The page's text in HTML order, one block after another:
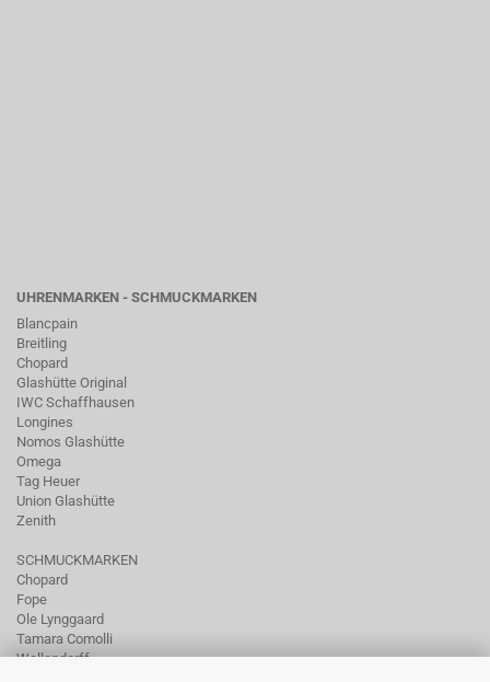
UHRENMARKEN - SCHMUCKMARKEN
Blancpain
Breitling
Chopard
Glashütte Original
IWC Schaffhausen
Longines
Nomos Glashütte
Omega
Tag Heuer
Union Glashütte
Zenith
SCHMUCKMARKEN
Chopard
Fope
Ole Lynggaard
Tamara Comolli
Wellendorff